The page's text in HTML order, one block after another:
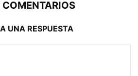
COMENTARIOS
UNA RESPUESTA